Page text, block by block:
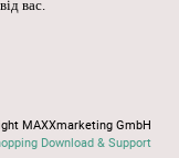
вас.
MAXXmarketing GmbH
Download & Support